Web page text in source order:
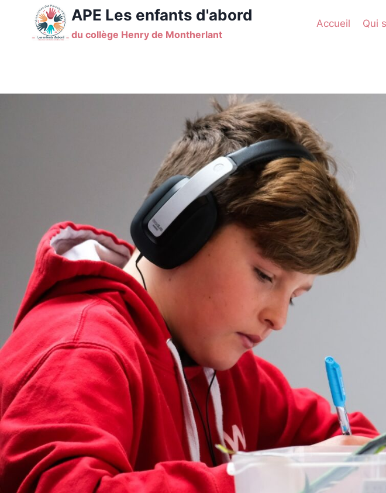
contenu
APE Les enfants d'abord
du collège Henry de Montherlant
Accueil Qui